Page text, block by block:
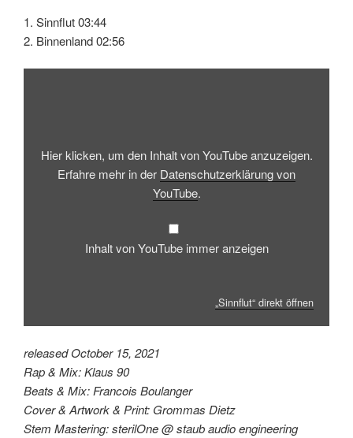
1. Sinnflut 03:44
2. Binnenland 02:56
„Sinnflut“
Hier klicken, um den Inhalt von YouTube anzuzeigen.
Erfahre mehr in der Datenschutzerklärung von
YouTube.
Inhalt von YouTube immer anzeigen
„Sinnflut“ direkt öffnen
released October 15, 2021
Rap & Mix: Klaus 90
Beats & Mix: Francois Boulanger
Cover & Artwork & Print: Grommas Dietz
Stem Mastering: sterilOne @ staub audio engineering